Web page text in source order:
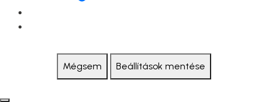
Mégsem Beállítások mentése